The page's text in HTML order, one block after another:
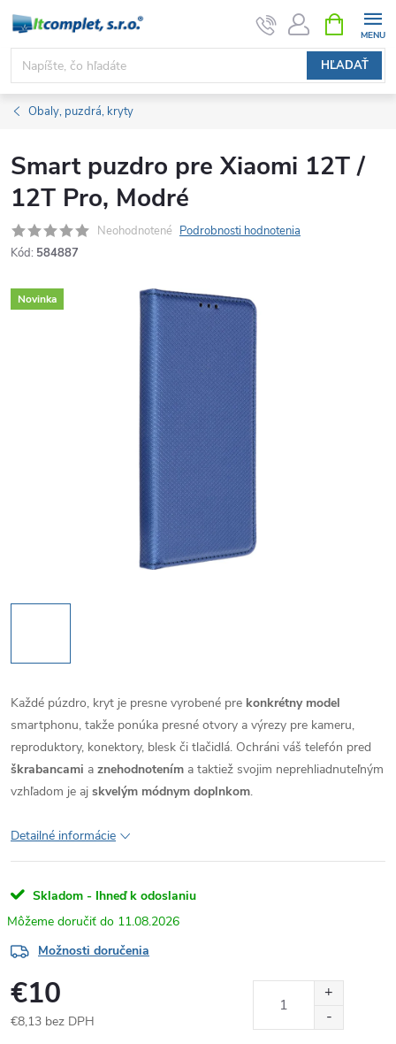
Prejsť
obsah
HĽADAŤ
KOŠÍK
Obaly, puzdrá, kryty
Smart puzdro pre Xiaomi 12T /
12T Pro, Modré
Neohodnotené Podrobnosti hodnotenia
Kód: 584887
Novinka
Každé púzdro, kryt je presne vyrobené pre konkrétny model
smartphonu, takže ponúka presné otvory a výrezy pre kameru,
reproduktory, konektory, blesk či tlačidlá. Ochráni váš telefón pred
škrabancami a znehodnotením a taktiež svojim neprehliadnuteľným
vzhľadom je aj skvelým módnym doplnkom.
Detailné informácie
Skladom - Ihneď k odoslaniu
11.08.2026
Možnosti doručenia
€10
€8,13 bez DPH